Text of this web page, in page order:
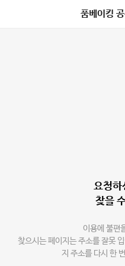
품베이킹
요청하
찾을
이용에 불편
찾으시는 페이지는 주소를 잘못
지 주소를 다시 한